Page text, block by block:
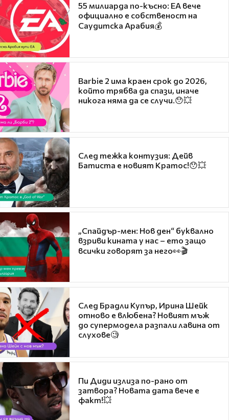
55 милиарда по-късно: EA вече
официално е собственост на
Саудитска Арабия💰
Barbie 2 има краен срок до 2026,
който трябва да спази, иначе
никога няма да се случи.😯💥
След тежка контузия: Дейв
Батиста е новият Кратос!😯💥
„Спайдър-мен: Нов ден“ буквално
взриви кината у нас – ето защо
всички говорят за него👀🎬
След Брадли Купър, Ирина Шейк
отново е влюбена? Новият мъж
до супермодела разпали лавина от
слухове🧐
Пи Диди излиза по-рано от
затвора? Новата дата вече е
факт!💥